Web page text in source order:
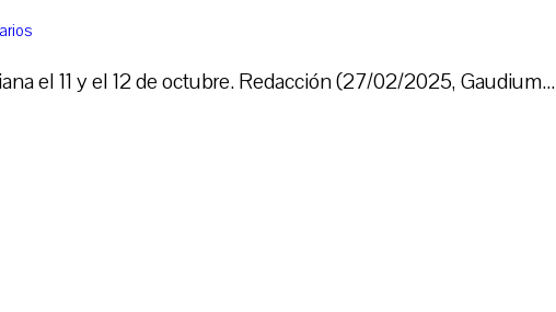
el 11 y el 12 de octubre. Redacción (27/02/2025, Gaudium...